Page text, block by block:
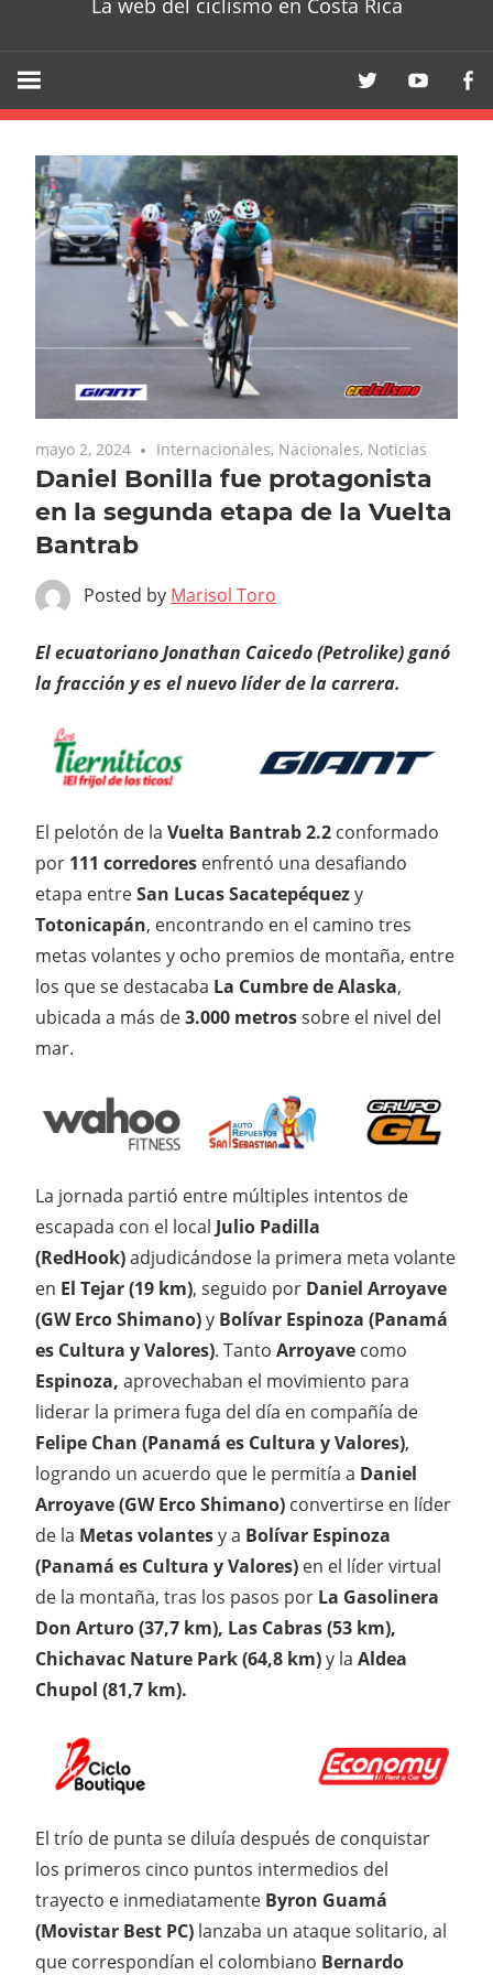
La web del ciclismo en Costa Rica
mayo 2, 2024 Internacionales, Nacionales, Noticias
Daniel Bonilla fue protagonista
en la segunda etapa de la Vuelta
Bantrab
Posted by Marisol Toro
El ecuatoriano Jonathan Caicedo (Petrolike) ganó
la fracción y es el nuevo líder de la carrera.
El pelotón de la Vuelta Bantrab 2.2 conformado
por 111 corredores enfrentó una desafiando
etapa entreSan Lucas Sacatepéquezy
Totonicapán, encontrando en el camino tres
metas volantes y ocho premios de montaña, entre
los que se destacaba La Cumbre de Alaska,
ubicada a más de3.000 metrossobre el nivel del
mar.
La jornada partió entre múltiples intentos de
escapada con el local Julio Padilla
(RedHook)adjudicándose la primera meta volante
en El Tejar (19 km), seguido por Daniel Arroyave
(GW Erco Shimano)y Bolívar Espinoza (Panamá
es Cultura y Valores). Tanto Arroyave como
Espinoza, aprovechaban el movimiento para
liderar la primera fuga del día en compañía de
Felipe Chan (Panamá es Cultura y Valores),
logrando un acuerdo que le permitía a Daniel
Arroyave (GW Erco Shimano) convertirse en líder
de la Metas volantesy a Bolívar Espinoza
(Panamá es Cultura y Valores) en el líder virtual
de la montaña, tras los pasos por La Gasolinera
Don Arturo (37,7 km), Las Cabras (53 km),
Chichavac Nature Park (64,8 km)y la Aldea
Chupol (81,7 km).
El trío de punta se diluía después de conquistar
los primeros cinco puntos intermedios del
trayecto e inmediatamente Byron Guamá
(Movistar Best PC) lanzaba un ataque solitario, al
que correspondían el colombiano Bernardo